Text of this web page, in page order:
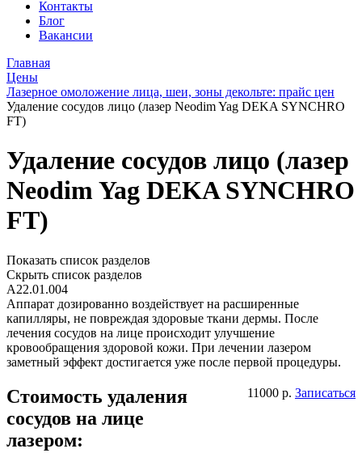
Контакты
Блог
Вакансии
Главная
Цены
Лазерное омоложение лица, шеи, зоны декольте: прайс цен
Удаление сосудов лицо (лазер Neodim Yag DEKA SYNCHRO
FT)
Удаление сосудов лицо (лазер
Neodim Yag DEKA SYNCHRO
FT)
Показать список разделов
Скрыть список разделов
A22.01.004
Аппарат дозированно воздействует на расширенные
капилляры, не повреждая здоровые ткани дермы. После
лечения сосудов на лице происходит улучшение
кровообращения здоровой кожи. При лечении лазером
заметный эффект достигается уже после первой процедуры.
Стоимость удаления
сосудов на лице
лазером:
11000 р. Записаться